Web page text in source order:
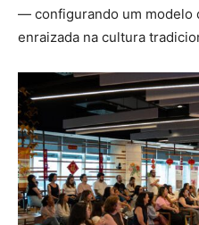
— configurando um modelo
enraizada na cultura